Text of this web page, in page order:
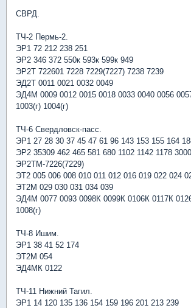
СВРД.
ТЧ-2 Пермь-2.
ЭР1 72 212 238 251
ЭР2 346 372 550к 593к 599к 949
ЭР2Т 722601 7228 7229(7227) 7238 7239
ЭД2Т 0011 0021 0032 0049
ЭД4М 0009 0012 0015 0018 0033 0040 0056
1003(г) 1004(г)
ТЧ-6 Свердловск-пасс.
ЭР1 27 28 30 37 45 47 61 96 143 153 155 164
ЭР2 35309 462 465 581 680 1102 1142 1178
ЭР2ТМ-7226(7229)
ЭТ2 005 006 008 010 011 012 016 019 022 024
ЭТ2М 029 030 031 034 039
ЭД4М 0077 0093 0098К 0099К 0106К 0117К
1008(г)
ТЧ-8 Ишим.
ЭР1 38 41 52 174
ЭТ2М 054
ЭД4МК 0122
ТЧ-11 Нижний Тагил.
ЭР1 14 120 135 136 154 159 196 201 213 239